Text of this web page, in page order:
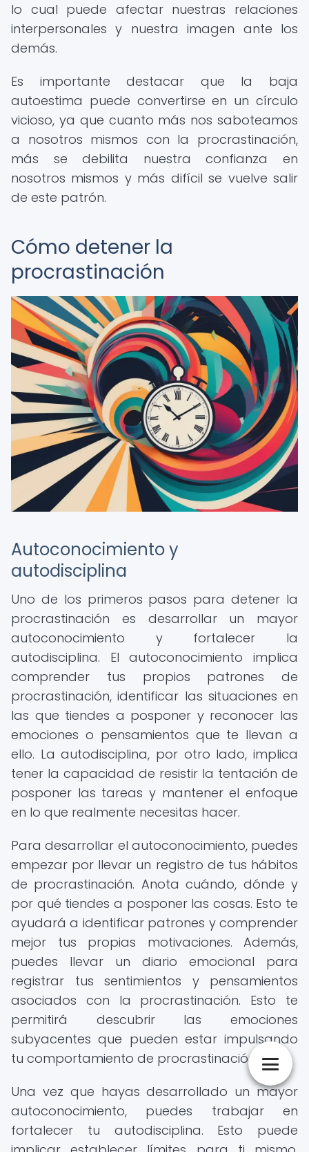
lo cual puede afectar nuestras relaciones
interpersonales y nuestra imagen ante los
demás.
Es importante destacar que la baja
autoestima puede convertirse en un círculo
vicioso, ya que cuanto más nos saboteamos
a nosotros mismos con la procrastinación,
más se debilita nuestra confianza en
nosotros mismos y más difícil se vuelve salir
de este patrón.
Cómo detener la
procrastinación
Autoconocimiento y
autodisciplina
Uno de los primeros pasos para detener la
procrastinación es desarrollar un mayor
autoconocimiento y fortalecer la
autodisciplina. El autoconocimiento implica
comprender tus propios patrones de
procrastinación, identificar las situaciones en
las que tiendes a posponer y reconocer las
emociones o pensamientos que te llevan a
ello. La autodisciplina, por otro lado, implica
tener la capacidad de resistir la tentación de
posponer las tareas y mantener el enfoque
en lo que realmente necesitas hacer.
Para desarrollar el autoconocimiento, puedes
empezar por llevar un registro de tus hábitos
de procrastinación. Anota cuándo, dónde y
por qué tiendes a posponer las cosas. Esto te
ayudará a identificar patrones y comprender
mejor tus propias motivaciones. Además,
puedes llevar un diario emocional para
registrar tus sentimientos y pensamientos
asociados con la procrastinación. Esto te
permitirá descubrir las emociones
subyacentes que pueden estar impulsando
tu comportamiento de procrastinación.
Una vez que hayas desarrollado un mayor
autoconocimiento, puedes trabajar en
fortalecer tu autodisciplina. Esto puede